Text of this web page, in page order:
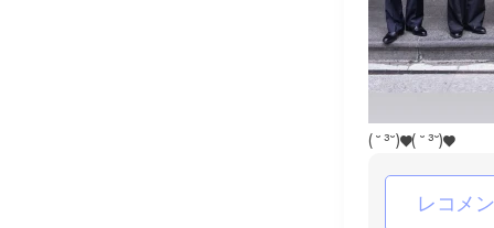
(⁠ ⁠˘⁠ ⁠³⁠˘⁠)⁠♥(⁠ ⁠˘⁠ ⁠³⁠˘⁠)⁠♥
レコメ